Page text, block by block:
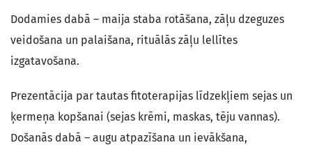
Dodamies dabā – maija staba rotāšana, zāļu dzeguzes
veidošana un palaišana, rituālās zāļu lellītes
izgatavošana.
Prezentācija par tautas fitoterapijas līdzekļiem sejas un
ķermeņa kopšanai (sejas krēmi, maskas, tēju vannas).
Došanās dabā – augu atpazīšana un ievākšana,